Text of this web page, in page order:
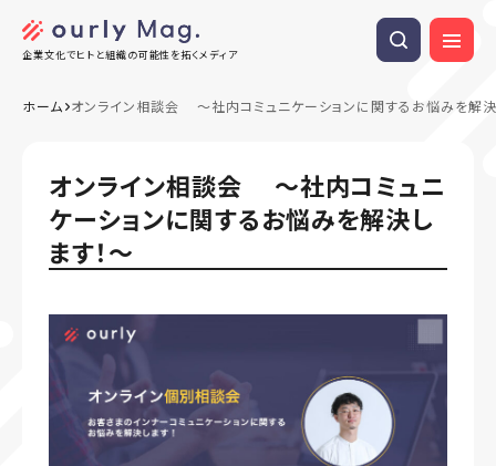
企業文化でヒトと組織の可能性を拓くメディア
ホーム オンライン相談会 〜社内コミュニケーションに関するお悩みを解決
オンライン相談会 〜社内コミュニ
ケーションに関するお悩みを解決し
ます！〜